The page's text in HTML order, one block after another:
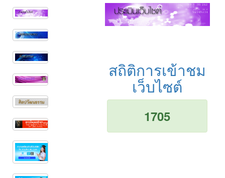
สถิติการเข้าชม
เว็บไซต์
1705